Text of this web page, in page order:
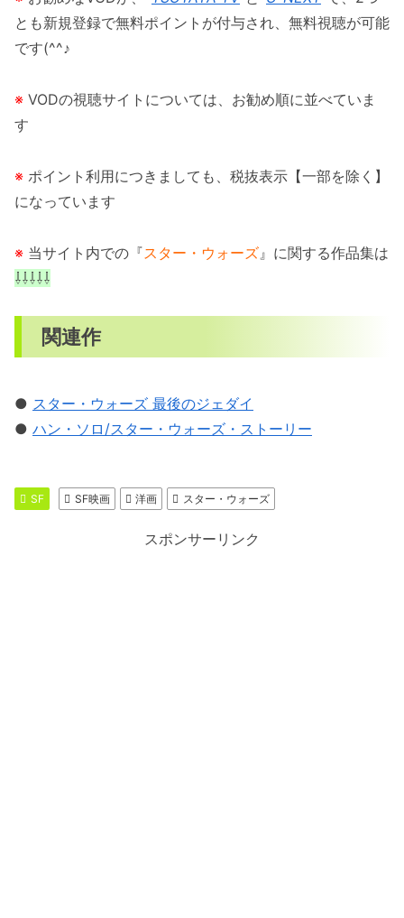
とも新規登録で無料ポイントが付与され、無料視聴が可能
です(^^♪
※ VODの視聴サイトについては、お勧め順に並べていま
す
※ ポイント利用につきましても、税抜表示【一部を除く】
になっています
※ 当サイト内での『スター・ウォーズ 』に関する作品集は
⇩⇩⇩⇩⇩
関連作
● スター・ウォーズ 最後のジェダイ
● ハン・ソロ/スター・ウォーズ・ストーリー
SF SF映画 洋画 スター・ウォーズ
スポンサーリンク